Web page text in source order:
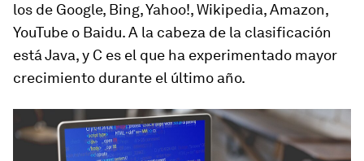
los de Google, Bing, Yahoo!, Wikipedia, Amazon,
YouTube o Baidu. A la cabeza de la clasificación
está Java, y C es el que ha experimentado mayor
crecimiento durante el último año.